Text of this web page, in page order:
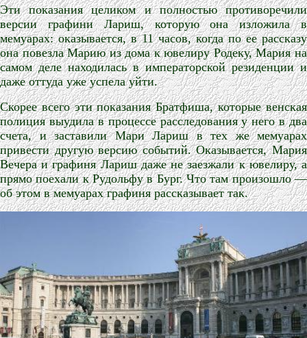
Эти показания целиком и полностью противоречили
версии графини Лариш, которую она изложила в
мемуарах: оказывается, в 11 часов, когда по ее рассказу
она повезла Марию из дома к ювелиру Родеку, Мария на
самом деле находилась в императорской резиденции и
даже оттуда уже успела уйти.
Скорее всего эти показания Братфиша, которые венская
полиция выудила в процессе расследования у него в два
счета, и заставили Мари Лариш в тех же мемуарах
привести другую версию событий. Оказывается, Мария
Вечера и графиня Лариш даже не заезжали к ювелиру, а
прямо поехали к Рудольфу в Бург. Что там произошло —
об этом в мемуарах графиня рассказывает так.